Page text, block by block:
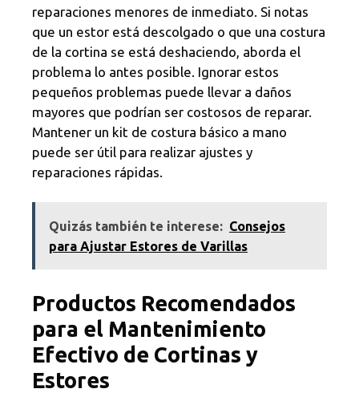
reparaciones menores de inmediato. Si notas
que un estor está descolgado o que una costura
de la cortina se está deshaciendo, aborda el
problema lo antes posible. Ignorar estos
pequeños problemas puede llevar a daños
mayores que podrían ser costosos de reparar.
Mantener un kit de costura básico a mano
puede ser útil para realizar ajustes y
reparaciones rápidas.
Quizás también te interese: Consejos
para Ajustar Estores de Varillas
Productos Recomendados
para el Mantenimiento
Efectivo de Cortinas y
Estores